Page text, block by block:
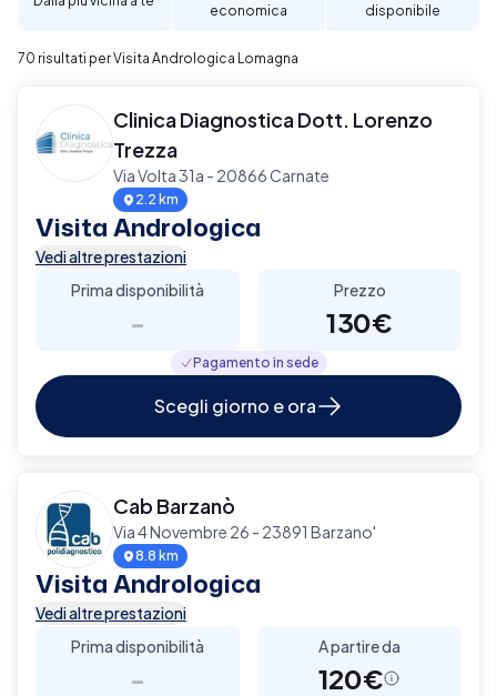
economica
disponibile
70 risultati per Visita Andrologica Lomagna
Clinica Diagnostica Dott. Lorenzo
Trezza
Via Volta 31a - 20866 Carnate
2.2 km
Visita Andrologica
Vedi altre prestazioni
Prima disponibilità
-
Prezzo
130€
Pagamento in sede
Scegli giorno e ora
Cab Barzanò
Via 4 Novembre 26 - 23891 Barzano'
8.8 km
Visita Andrologica
Vedi altre prestazioni
Prima disponibilità
-
A partire da
120€